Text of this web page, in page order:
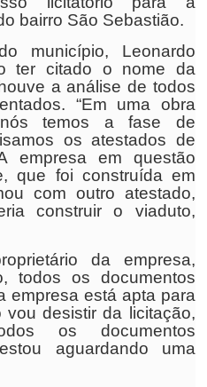
bairro São Sebastião.
município, Leonardo
ter citado o nome da
a análise de todos
“Em uma obra
nós temos a fase de
os atestados de
empresa em questão
que foi construída em
com outro atestado,
construir o viaduto,
da empresa,
todos os documentos
empresa está apta para
vou desistir da licitação,
os documentos
aguardando uma